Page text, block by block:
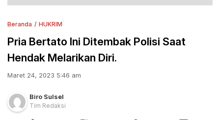
Beranda HUKRIM
Pria Bertato Ini Ditembak Polisi Saat
Hendak Melarikan Diri.
Maret 24, 2023 5:46 am
Biro Sulsel
Tim Redaksi